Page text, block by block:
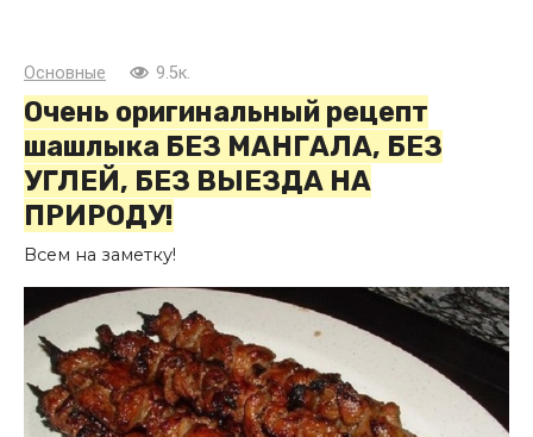
Основные 9.5к.
Очень оригинальный рецепт
шашлыка БЕЗ МАНГАЛА, БЕЗ
УГЛЕЙ, БЕЗ ВЫЕЗДА НА
ПРИРОДУ!
Всем на заметку!